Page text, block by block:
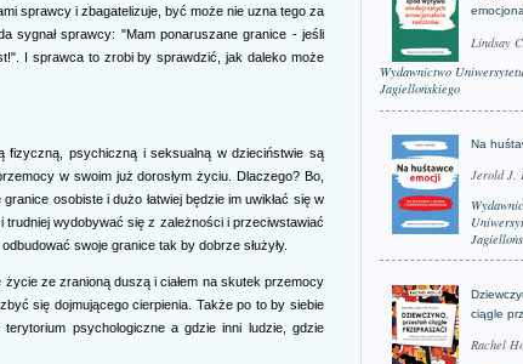
sprawcy i zbagatelizuje, być może nie uzna tego za
sygnał sprawcy: "Mam ponaruszane granice - jeśli
I sprawca to zrobi by sprawdzić, jak daleko może
fizyczną, psychiczną i seksualną w dzieciństwie są
w swoim już dorosłym życiu. Dlaczego? Bo,
osobiste i dużo łatwiej będzie im uwikłać się w
wydobywać się z zależności i przeciwstawiać
swoje granice tak by dobrze służyły.
życie ze zranioną duszą i ciałem na skutek przemocy
się dojmującego cierpienia. Także po to by siebie
psychologiczne a gdzie inni ludzie, gdzie
Lindsay
Wydawnictwo Uniwersytetu
Jagiellońskiego
Na
Jerold J.
ciągle
Rachel